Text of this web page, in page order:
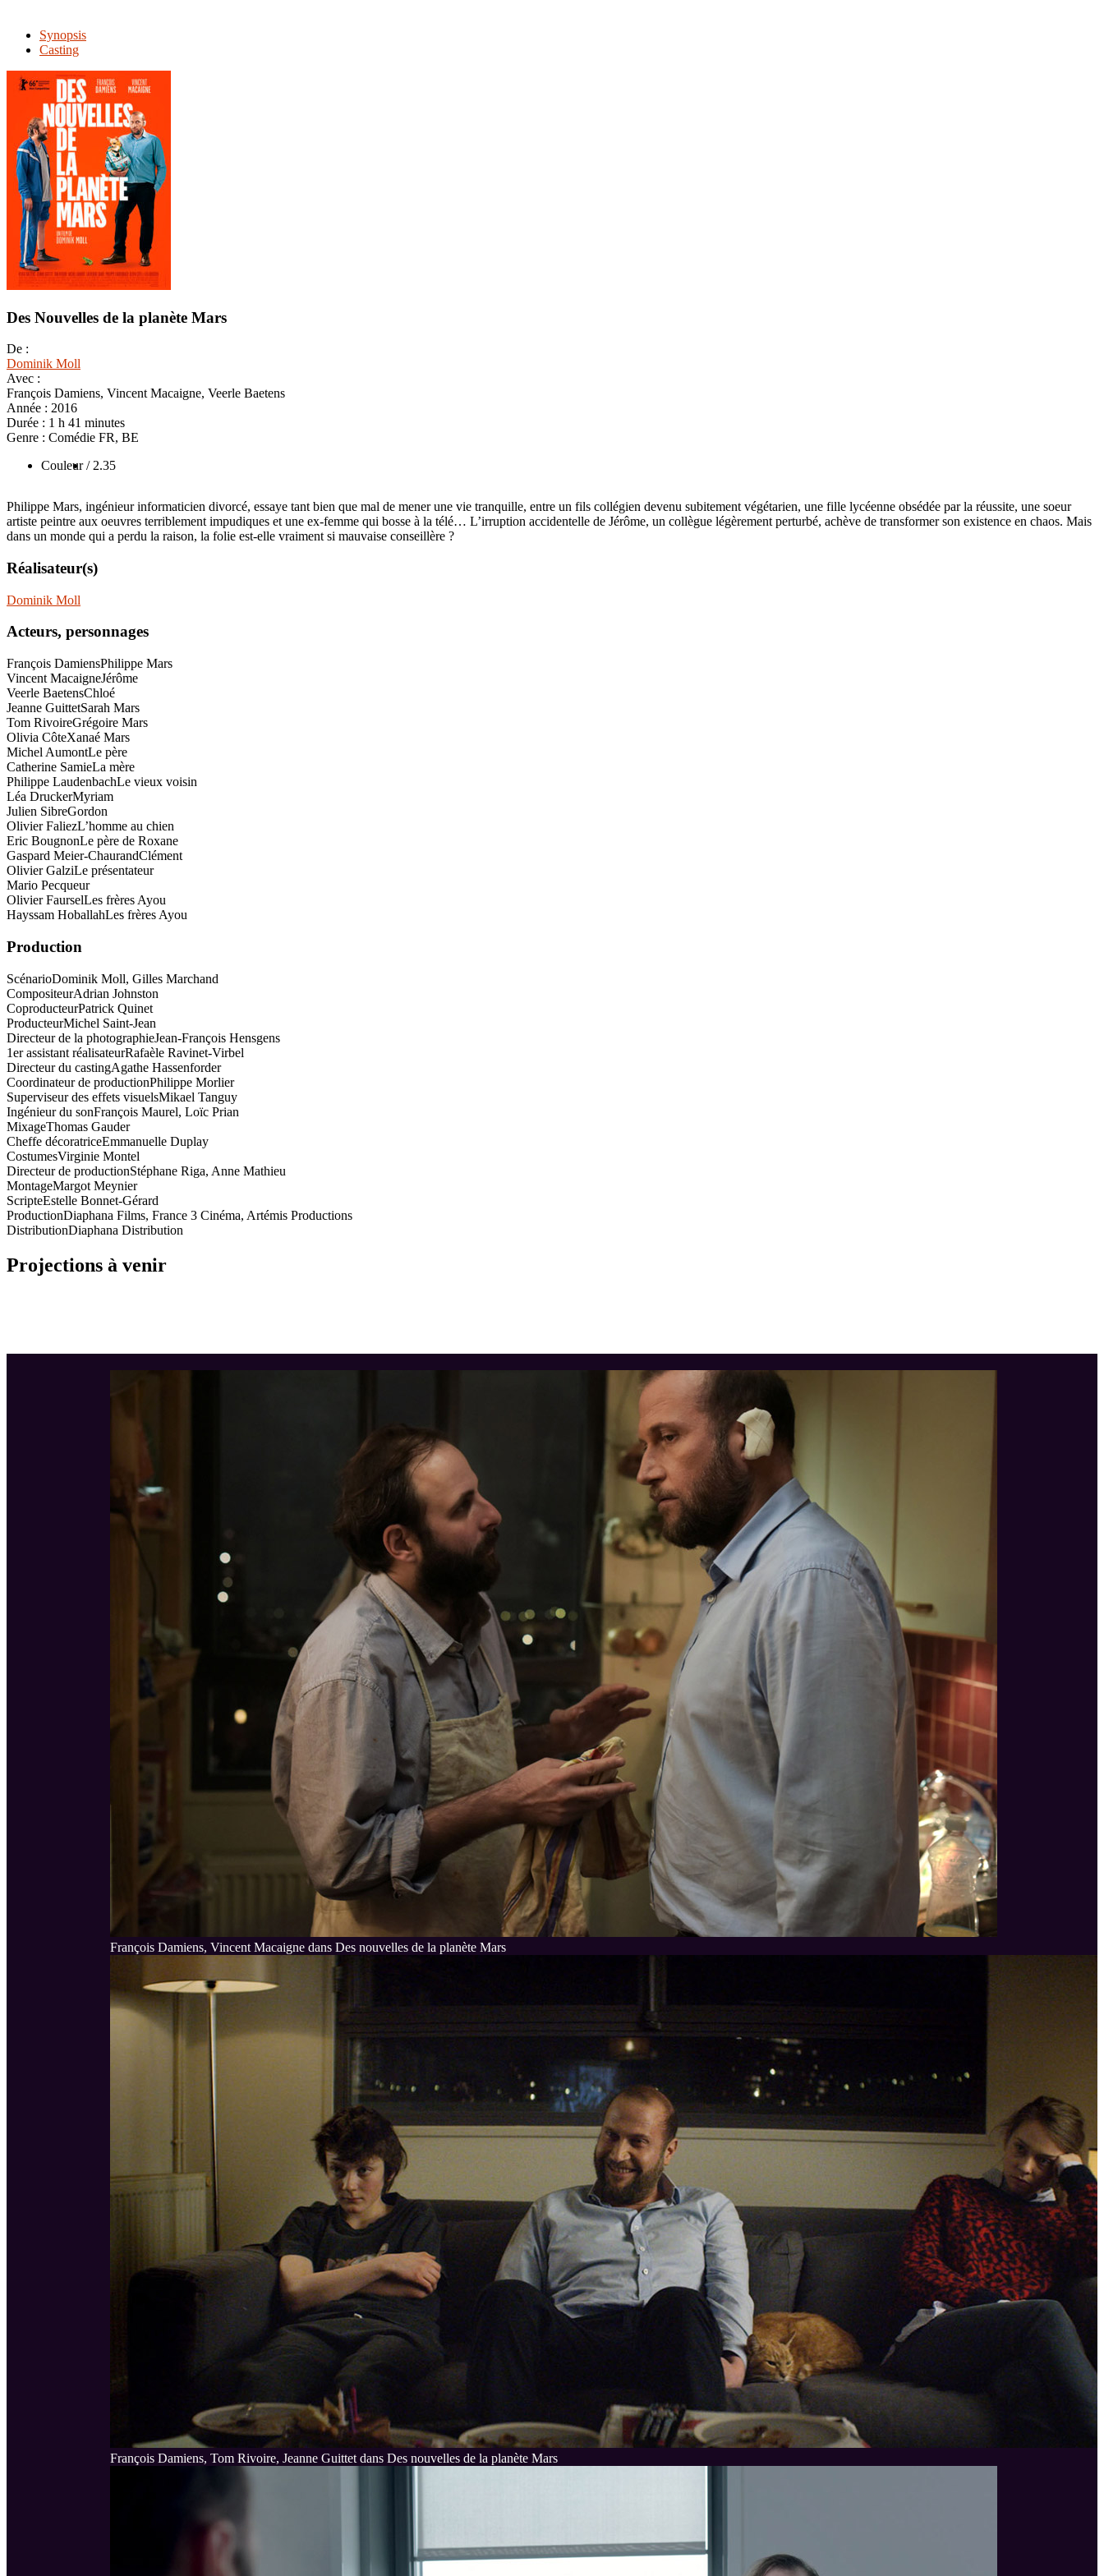
Synopsis
Casting
Des Nouvelles de la planète Mars
De :
Dominik Moll
Avec :
François Damiens, Vincent Macaigne, Veerle Baetens
Année : 2016
Durée : 1 h 41 minutes
Genre : Comédie FR, BE
Couleur / 2.35
Philippe Mars, ingénieur informaticien divorcé, essaye tant bien que mal de mener une vie tranquille, entre un fils collégien devenu subitement végétarien, une fille lycéenne obsédée par la réussite, une soeur
artiste peintre aux oeuvres terriblement impudiques et une ex-femme qui bosse à la télé… L’irruption accidentelle de Jérôme, un collègue légèrement perturbé, achève de transformer son existence en chaos. Mais
dans un monde qui a perdu la raison, la folie est-elle vraiment si mauvaise conseillère ?
Réalisateur(s)
Dominik Moll
Acteurs, personnages
François DamiensPhilippe Mars
Vincent MacaigneJérôme
Veerle BaetensChloé
Jeanne GuittetSarah Mars
Tom RivoireGrégoire Mars
Olivia CôteXanaé Mars
Michel AumontLe père
Catherine SamieLa mère
Philippe LaudenbachLe vieux voisin
Léa DruckerMyriam
Julien SibreGordon
Olivier FaliezL’homme au chien
Eric BougnonLe père de Roxane
Gaspard Meier-ChaurandClément
Olivier GalziLe présentateur
Mario Pecqueur
Olivier FaurselLes frères Ayou
Hayssam HoballahLes frères Ayou
Production
ScénarioDominik Moll, Gilles Marchand
CompositeurAdrian Johnston
CoproducteurPatrick Quinet
ProducteurMichel Saint-Jean
Directeur de la photographieJean-François Hensgens
1er assistant réalisateurRafaèle Ravinet-Virbel
Directeur du castingAgathe Hassenforder
Coordinateur de productionPhilippe Morlier
Superviseur des effets visuelsMikael Tanguy
Ingénieur du sonFrançois Maurel, Loïc Prian
MixageThomas Gauder
Cheffe décoratriceEmmanuelle Duplay
CostumesVirginie Montel
Directeur de productionStéphane Riga, Anne Mathieu
MontageMargot Meynier
ScripteEstelle Bonnet-Gérard
ProductionDiaphana Films, France 3 Cinéma, Artémis Productions
DistributionDiaphana Distribution
Projections à venir
François Damiens, Vincent Macaigne dans Des nouvelles de la planète Mars
François Damiens, Tom Rivoire, Jeanne Guittet dans Des nouvelles de la planète Mars